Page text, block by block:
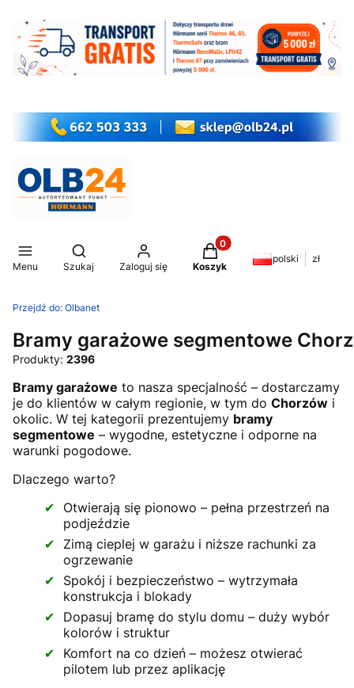
Menu
Otwórz wyszukiwarkę
Szukaj Zaloguj się
Produkty w koszyku: 0.
Koszyk
polski zł
Przejdź do: Olbanet
Bramy garażowe segmentowe
Produkty: 2396
Bramy garażowe to nasza specjalność – dostarczamy
je do klientów w całym regionie, w tym do Chorzów i
okolic. W tej kategorii prezentujemy bramy
segmentowe – wygodne, estetyczne i odporne na
warunki pogodowe.
Dlaczego warto?
Otwierają się pionowo – pełna przestrzeń na
podjeździe
Zimą cieplej w garażu i niższe rachunki za
ogrzewanie
Spokój i bezpieczeństwo – wytrzymała
konstrukcja i blokady
Dopasuj bramę do stylu domu – duży wybór
kolorów i struktur
Komfort na co dzień – możesz otwierać
pilotem lub przez aplikację